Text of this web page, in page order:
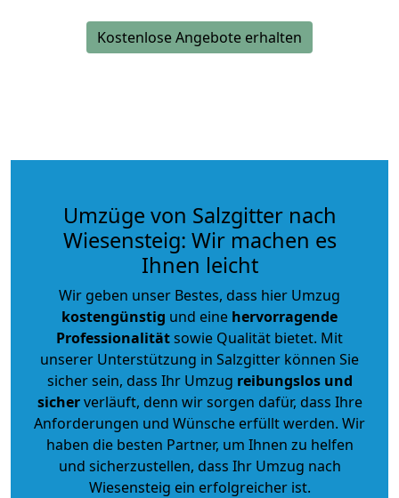
Kostenlose Angebote erhalten
Umzüge von Salzgitter nach
Wiesensteig: Wir machen es
Ihnen leicht
Wir geben unser Bestes, dass hier Umzug
kostengünstig und eine hervorragende
Professionalitätsowie Qualität bietet. Mit
unserer Unterstützung in Salzgitter können Sie
sicher sein, dass Ihr Umzug reibungslos und
sicherverläuft, denn wir sorgen dafür, dass Ihre
Anforderungen und Wünsche erfüllt werden. Wir
haben die besten Partner, um Ihnen zu helfen
und sicherzustellen, dass Ihr Umzug nach
Wiesensteig ein erfolgreicher ist.